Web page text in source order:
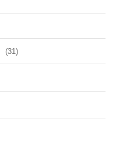
(31)